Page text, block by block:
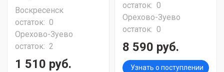
Воскресенск
остаток: 0
Орехово-Зуево
остаток: 2
1 510 руб.
остаток: 0
Орехово-Зуево
остаток: 0
8 590 руб.
Узнать о поступлении